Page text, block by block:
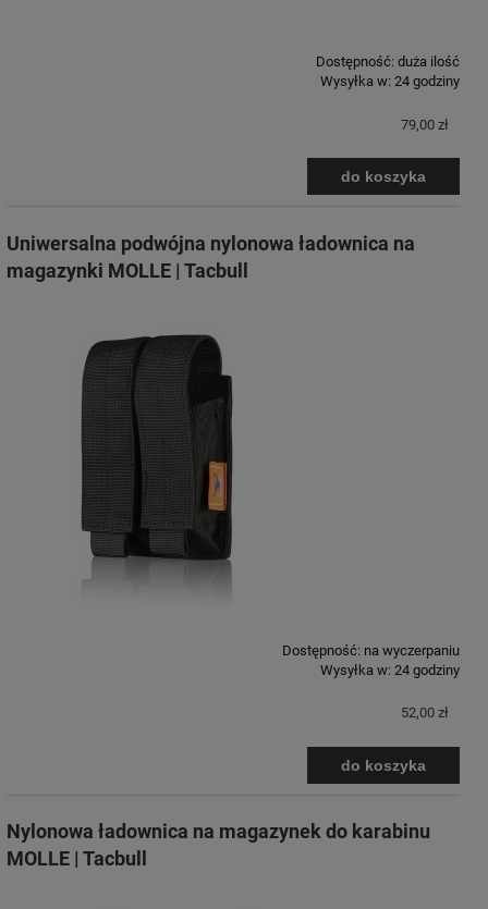
Dostępność: duża ilość
Wysyłka w: 24 godziny
79,00 zł
do koszyka
Uniwersalna podwójna nylonowa ładownica na
magazynki MOLLE | Tacbull
Dostępność: na wyczerpaniu
Wysyłka w: 24 godziny
52,00 zł
do koszyka
Nylonowa ładownica na magazynek do karabinu
MOLLE | Tacbull